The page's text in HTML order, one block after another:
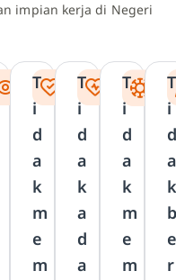
impian kerja di Negeri
T
i
d
a
k
m
e
m
T
i
d
a
k
a
d
a
T
i
d
a
k
m
e
m
T
i
d
a
k
b
e
r